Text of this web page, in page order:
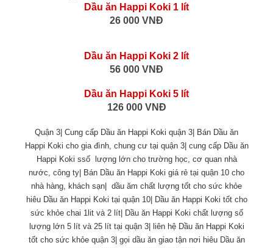
Dầu ăn Happi Koki 1 lít
26 000 VNĐ
Dầu ăn Happi Koki 2 lít
56 000 VNĐ
Dầu ăn Happi Koki 5 lít
126 000 VNĐ
Quận 3| Cung cấp Dầu ăn Happi Koki quận 3| Bán Dầu ăn
Happi Koki cho gia đình, chung cư tại quận 3| cung cấp Dầu ăn
Happi Koki ssố lượng lớn cho trường học, cơ quan nhà
nước, công ty| Bán Dầu ăn Happi Koki giá rẻ tại quận 10 cho
nhà hàng, khách sạn| dầu ăm chất lượng tốt cho sức khỏe
hiêu Dầu ăn Happi Koki tại quận 10| Dầu ăn Happi Koki tốt cho
sức khỏe chai 1lit và 2 lít| Dầu ăn Happi Koki chất lượng số
lượng lớn 5 lít và 25 lít tại quận 3| liên hệ Dầu ăn Happi Koki
tốt cho sức khỏe quận 3| gọi dầu ăn giao tận nơi hiêu Dầu ăn